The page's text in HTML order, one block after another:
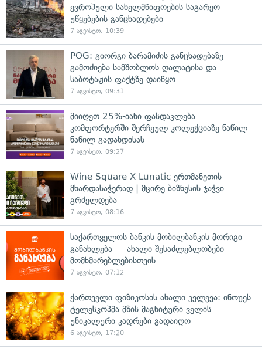
ევროპული სახელმწიფოების საგარეო
უწყებების განცხადებები
7 აგვისტო, 10:39
POG: გიორგი ბარამიძის განცხადებაზე
გამოძიება სამშობლოს ღალატისა და
საბოტაჟის ფაქტზე დაიწყო
7 აგვისტო, 09:31
მიიღეთ 25%-იანი ფასდაკლება
კომფორტერში შერჩეულ კოლექციაზე ნაწილ-
ნაწილ გადახდისას
7 აგვისტო, 09:27
Wine Square X Lunatic ერთმანეთის
მხარდასაჭერად | მცირე ბიზნესის ჯაჭვი
გრძელდება
7 აგვისტო, 08:16
საქართველოს ბანკის მობილბანკის მორიგი
განახლება — ახალი შესაძლებლობები
მომხმარებლებისთვის
7 აგვისტო, 07:12
ქართველი ფიზიკოსის ახალი კვლევა: ინოუეს
ტელესკოპმა მზის მაგნიტური ველის
უნიკალური კადრები გადაიღო
6 აგვისტო, 17:20